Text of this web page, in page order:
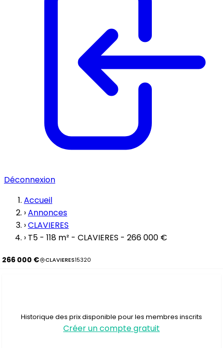
Déconnexion
Accueil
›Annonces
›CLAVIERES
› T5 - 118 m² - CLAVIERES - 266 000 €
266 000 € CLAVIERES15320
Historique des prix disponible pour les membres inscrits
Créer un compte gratuit